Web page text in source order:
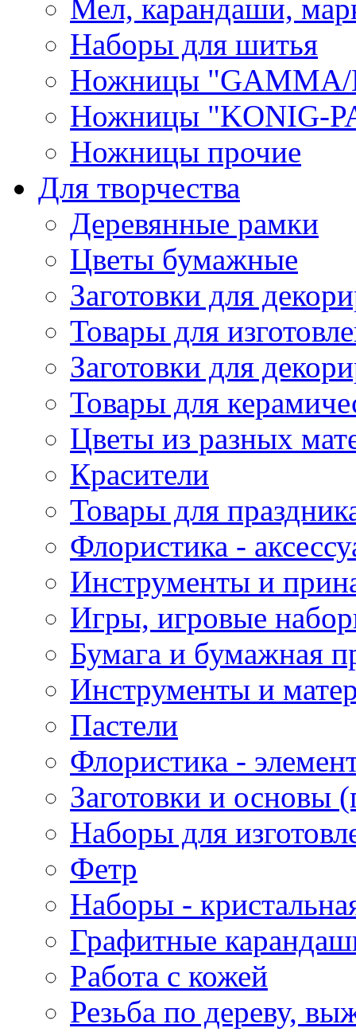
Мел, карандаши,
Наборы для шитья
Ножницы "GAMMA/
Ножницы "KONIG-
Ножницы прочие
Для творчества
Деревянные рамки
Цветы бумажные
Заготовки для
Товары для
Заготовки для
Товары для
Цветы из разных
Красители
Товары для
Флористика -
Инструменты и
Игры, игровые
Бумага и бумажная
Инструменты и
Пастели
Флористика -
Заготовки и основы
Наборы для
Фетр
Наборы -
Графитные
Работа с кожей
Резьба по дереву,